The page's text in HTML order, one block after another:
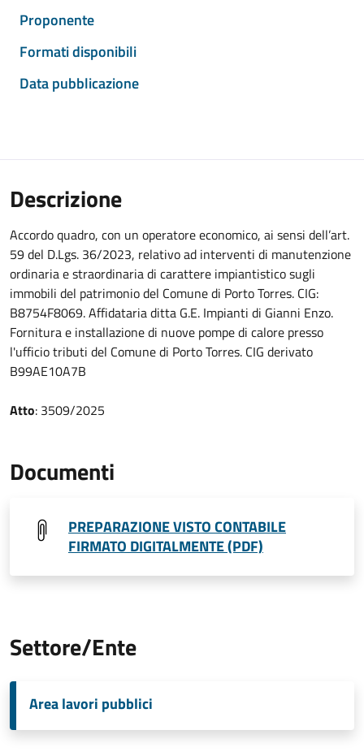
Proponente
Formati disponibili
Data pubblicazione
Descrizione
Accordo quadro, con un operatore economico, ai sensi dell’art.
59 del D.Lgs. 36/2023, relativo ad interventi di manutenzione
ordinaria e straordinaria di carattere impiantistico sugli
immobili del patrimonio del Comune di Porto Torres. CIG:
B8754F8069. Affidataria ditta G.E. Impianti di Gianni Enzo.
Fornitura e installazione di nuove pompe di calore presso
l'ufficio tributi del Comune di Porto Torres. CIG derivato
B99AE10A7B
Atto: 3509/2025
Documenti
PREPARAZIONE VISTO CONTABILE
FIRMATO DIGITALMENTE (PDF)
Settore/Ente
Area lavori pubblici